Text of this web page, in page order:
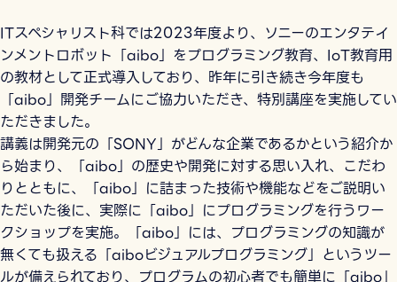
ITスペシャリスト科では2023年度より、ソニーのエンタテイ
ンメントロボット「aibo」をプログラミング教育、IoT教育用
の教材として正式導入しており、昨年に引き続き今年度も
「aibo」開発チームにご協力いただき、特別講座を実施してい
ただきました。
講義は開発元の「SONY」がどんな企業であるかという紹介か
ら始まり、「aibo」の歴史や開発に対する思い入れ、こだわ
りとともに、「aibo」に詰まった技術や機能などをご説明い
ただいた後に、実際に「aibo」にプログラミングを行うワー
クショップを実施。「aibo」には、プログラミングの知識が
無くても扱える「aiboビジュアルプログラミング」というツー
ルが備えられており、プログラムの初心者でも簡単に「aibo」